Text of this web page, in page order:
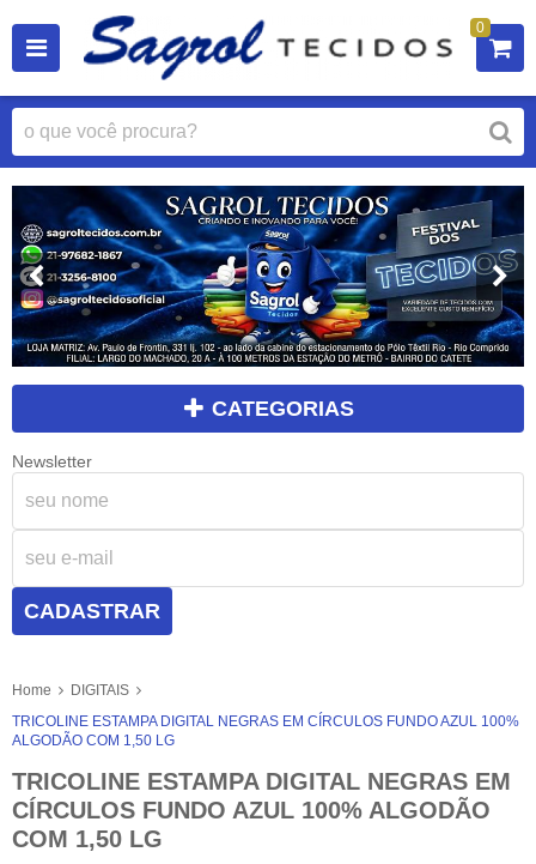
0
CATEGORIAS
Newsletter
CADASTRAR
Home
DIGITAIS
TRICOLINE ESTAMPA DIGITAL NEGRAS EM CÍRCULOS FUNDO AZUL 100%
ALGODÃO COM 1,50 LG
TRICOLINE ESTAMPA DIGITAL NEGRAS EM
CÍRCULOS FUNDO AZUL 100% ALGODÃO
COM 1,50 LG